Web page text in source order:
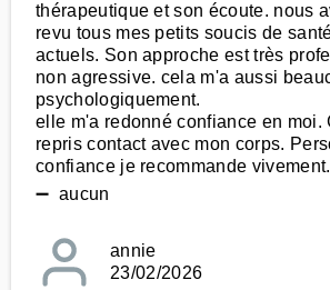
thérapeutique et son écoute. nous
revu tous mes petits soucis de
actuels. Son approche est très
non agressive. cela m'a aussi
psychologiquement.
elle m'a redonné confiance en moi.
repris contact avec mon corps.
confiance je recommande vivement.
➖ aucun
annie
23/02/2026